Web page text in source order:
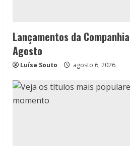
Lançamentos da
Agosto
Luísa Souto agosto 6, 2026